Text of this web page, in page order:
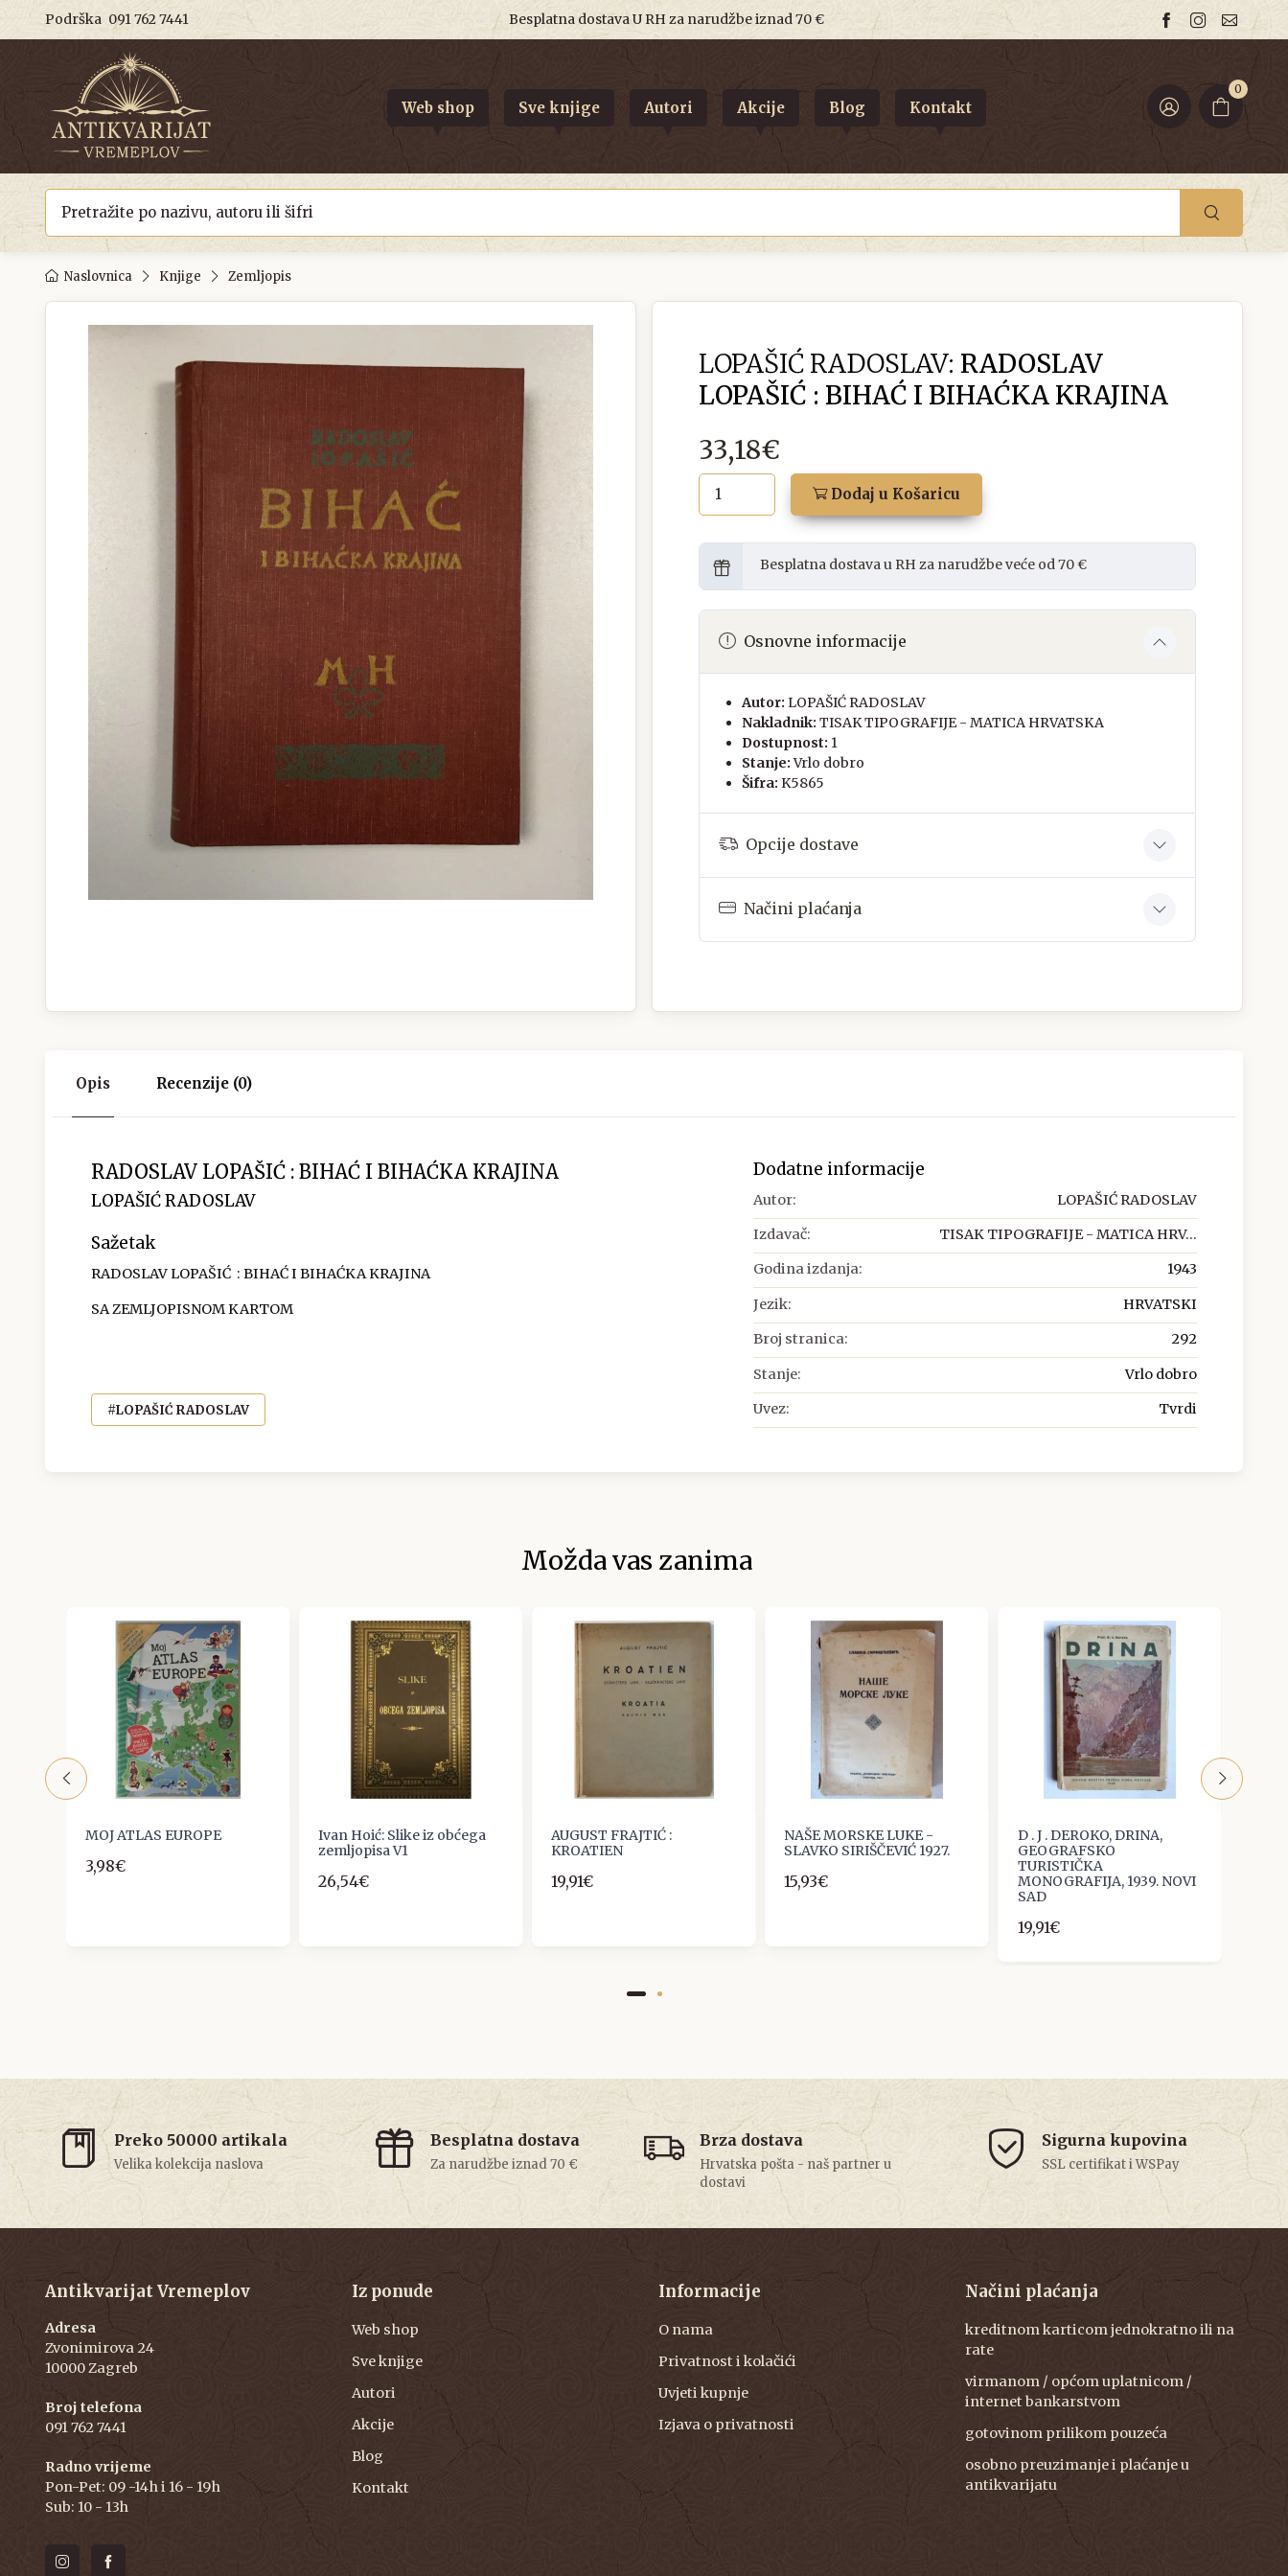
Podrška 091 762 7441 Besplatna dostava U RH za narudžbe iznad 70 €
0
Web shop Sve knjige Autori Akcije Blog Kontakt
Naslovnica Knjige Zemljopis
LOPAŠIĆ RADOSLAV: RADOSLAV
LOPAŠIĆ : BIHAĆ I BIHAĆKA KRAJINA
33,18€
Dodaj u Košaricu
Besplatna dostava u RH za narudžbe veće od 70 €
Osnovne informacije
Autor: LOPAŠIĆ RADOSLAV
Nakladnik: TISAK TIPOGRAFIJE - MATICA HRVATSKA
Dostupnost: 1
Stanje:Vrlo dobro
Šifra: K5865
Opcije dostave
Načini plaćanja
Opis Recenzije (0)
RADOSLAV LOPAŠIĆ : BIHAĆ I BIHAĆKA KRAJINA
LOPAŠIĆ RADOSLAV
Sažetak
RADOSLAV LOPAŠIĆ : BIHAĆ I BIHAĆKA KRAJINA
SA ZEMLJOPISNOM KARTOM
#LOPAŠIĆ RADOSLAV
Dodatne informacije
Autor: LOPAŠIĆ RADOSLAV
Izdavač: TISAK TIPOGRAFIJE - MATICA HRV...
Godina izdanja: 1943
Jezik: HRVATSKI
Broj stranica: 292
Stanje: Vrlo dobro
Uvez: Tvrdi
Možda vas zanima
MOJ ATLAS EUROPE
3,98€
Ivan Hoić: Slike iz obćega
zemljopisa V1
26,54€
AUGUST FRAJTIĆ :
KROATIEN
19,91€
NAŠE MORSKE LUKE -
SLAVKO SIRIŠČEVIĆ 1927.
15,93€
D . J . DEROKO, DRINA,
GEOGRAFSKO
TURISTIČKA
MONOGRAFIJA, 1939. NOVI
SAD
19,91€
Preko 50000 artikala
Velika kolekcija naslova
Besplatna dostava
Za narudžbe iznad 70 €
Brza dostava
Hrvatska pošta - naš partner u
dostavi
Sigurna kupovina
SSL certifikat i WSPay
Antikvarijat Vremeplov
Adresa
Zvonimirova 24
10000 Zagreb
Broj telefona
091 762 7441
Radno vrijeme
Pon-Pet: 09 -14h i 16 - 19h
Sub: 10 - 13h
Iz ponude
Web shop
Sve knjige
Autori
Akcije
Blog
Kontakt
Informacije
O nama
Privatnost i kolačići
Uvjeti kupnje
Izjava o privatnosti
Načini plaćanja
kreditnom karticom jednokratno ili na
rate
virmanom / općom uplatnicom /
internet bankarstvom
gotovinom prilikom pouzeća
osobno preuzimanje i plaćanje u
antikvarijatu